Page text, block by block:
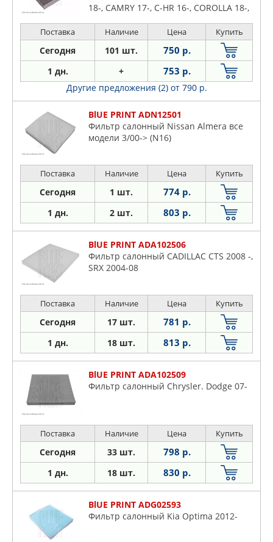
18-, CAMRY 17-, C-HR 16-, COROLLA 18-,
RAV 4 18-
Поставка Наличие Цена Купить
Сегодня 101 шт. 750 р.
1 дн. + 753 р.
Другие предложения (2) от 790 р.
BlUE PRINT ADN12501
Фильтр салонный Nissan Almera все
модели 3/00-> (N16)
Поставка Наличие Цена Купить
Сегодня 1 шт. 774 р.
1 дн. 2 шт. 803 р.
BlUE PRINT ADA102506
Фильтр салонный CADILLAC CTS 2008 -,
SRX 2004-08
Поставка Наличие Цена Купить
Сегодня 17 шт. 781 р.
1 дн. 18 шт. 813 р.
BlUE PRINT ADA102509
Фильтр салонный Chrysler. Dodge 07-
Поставка Наличие Цена Купить
Сегодня 33 шт. 798 р.
1 дн. 18 шт. 830 р.
BlUE PRINT ADG02593
Фильтр салонный Kia Optima 2012-